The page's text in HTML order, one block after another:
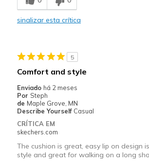
Durable
Travel
Width
Sizing
View On Shoes
Shoes are for Wearing
sinalizar esta crítica
5
Comfort and style
Enviado há 2 meses
Por Steph
de Maple Grove, MN
Describe Yourself Casual
CRÍTICA EM
skechers.com
The cushion is great, easy lip on design
style and great for walking on a long